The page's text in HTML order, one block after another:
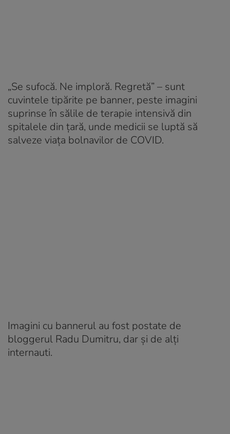
„Se sufocă. Ne imploră. Regretă” – sunt
cuvintele tipărite pe banner, peste imagini
suprinse în sălile de terapie intensivă din
spitalele din țară, unde medicii se luptă să
salveze viața bolnavilor de COVID.
Imagini cu bannerul au fost postate de
bloggerul Radu Dumitru, dar și de alți
internauti.